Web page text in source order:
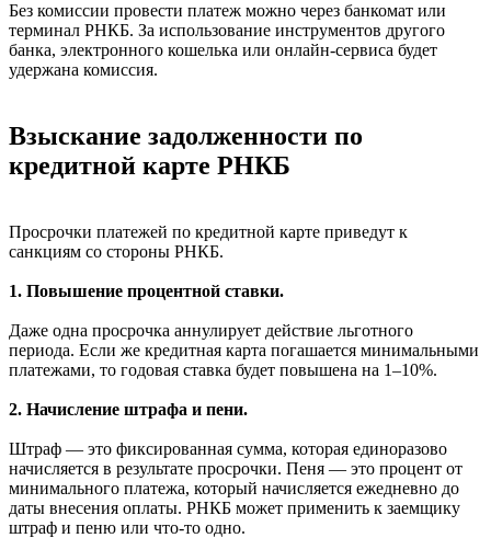
Без комиссии провести платеж можно через банкомат или
терминал РНКБ. За использование инструментов другого
банка, электронного кошелька или онлайн-сервиса будет
удержана комиссия.
Взыскание задолженности по
кредитной карте РНКБ
Просрочки платежей по кредитной карте приведут к
санкциям со стороны РНКБ.
1. Повышение процентной ставки.
Даже одна просрочка аннулирует действие льготного
периода. Если же кредитная карта погашается минимальными
платежами, то годовая ставка будет повышена на 1–10%.
2. Начисление штрафа и пени.
Штраф — это фиксированная сумма, которая единоразово
начисляется в результате просрочки. Пеня — это процент от
минимального платежа, который начисляется ежедневно до
даты внесения оплаты. РНКБ может применить к заемщику
штраф и пеню или что-то одно.